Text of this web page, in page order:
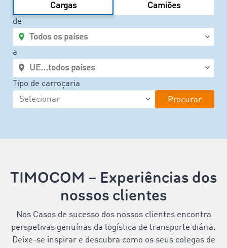
Cargas
Camiões
de
a
Tipo de carroçaria
Procurar
TIMOCOM – Experiências dos
nossos clientes
Nos Casos de sucesso dos nossos clientes encontra
perspetivas genuínas da logística de transporte diária.
Deixe-se inspirar e descubra como os seus colegas de